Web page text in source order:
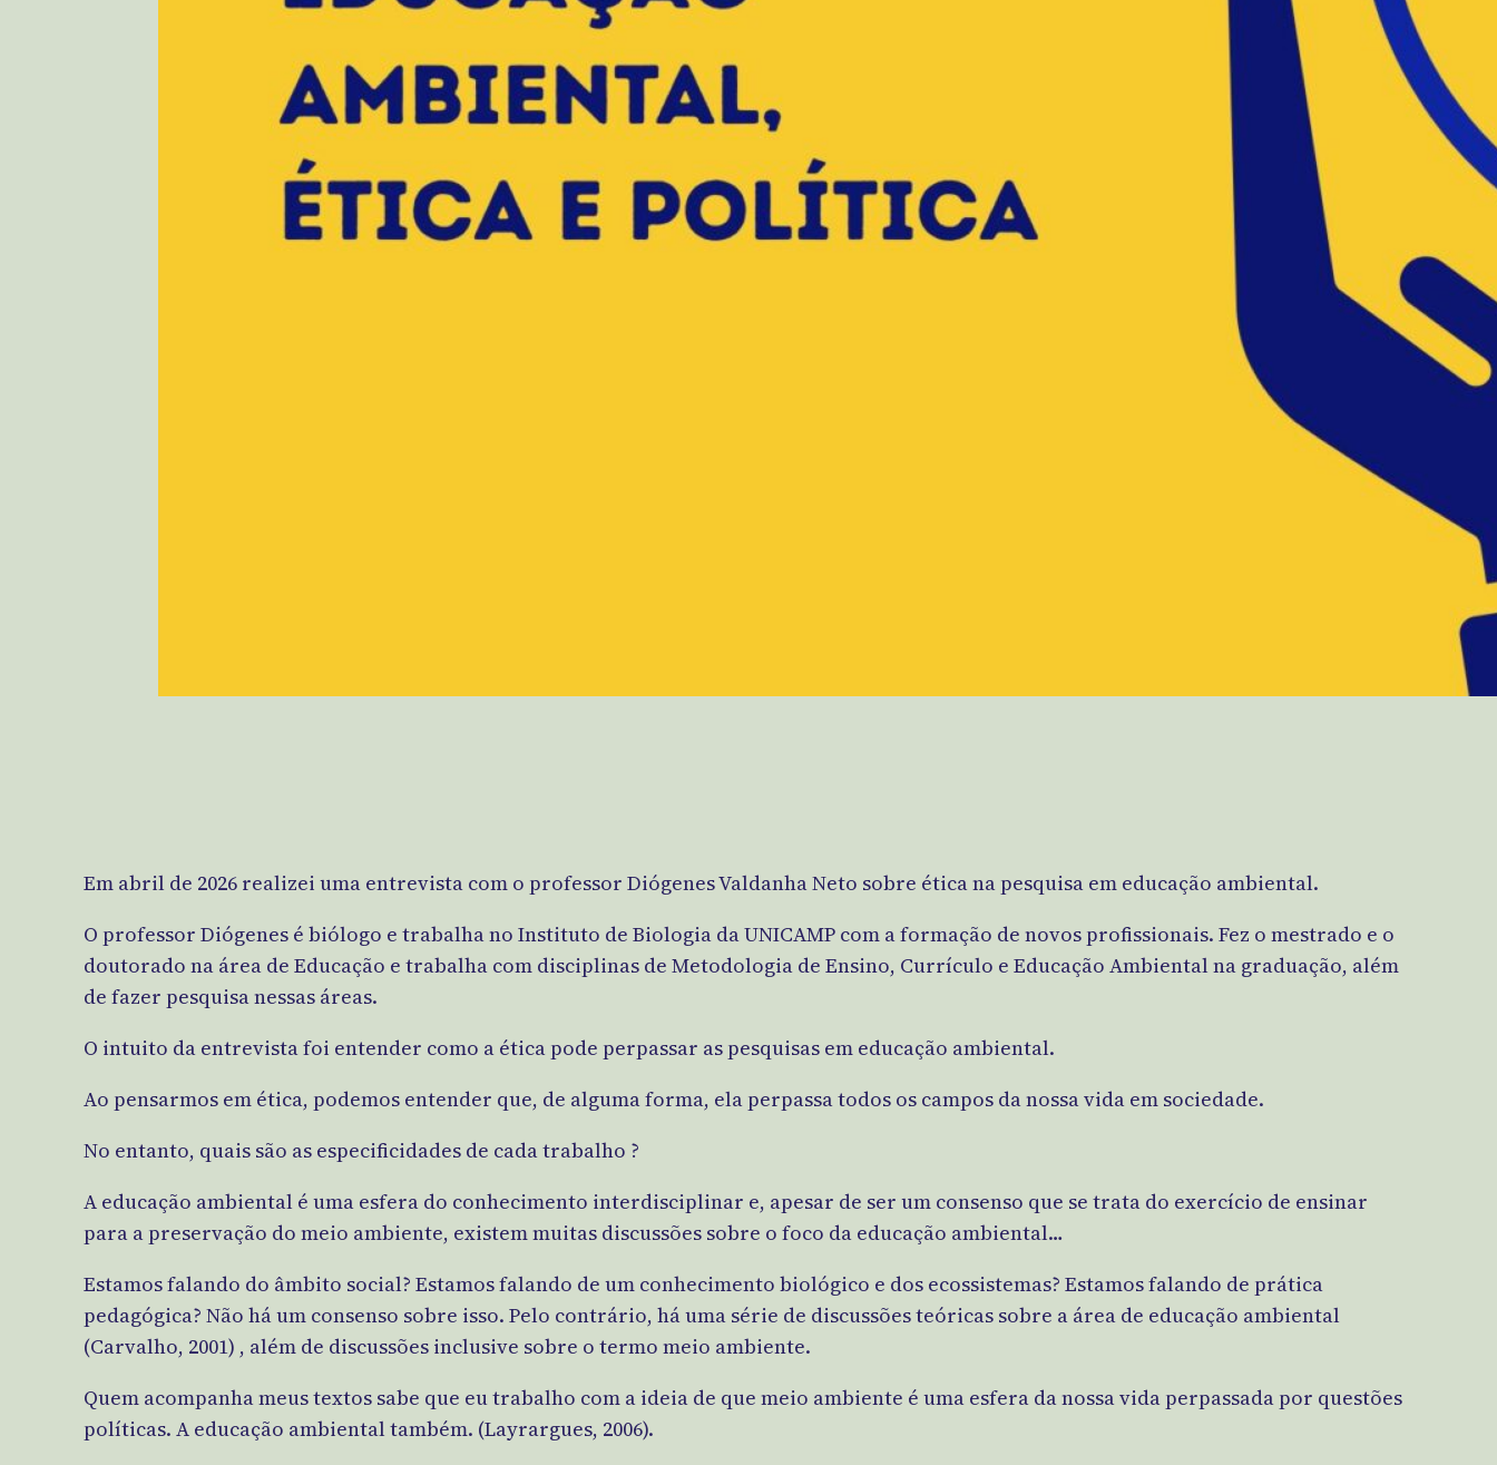
Em abril de 2026 realizei uma entrevista com o professor Diógenes Valdanha Neto sobre ética na pesquisa em educação ambiental.
O professor Diógenes é biólogo e trabalha no Instituto de Biologia da UNICAMP com a formação de novos profissionais. Fez o mestrado e o
doutorado na área de Educação e trabalha com disciplinas de Metodologia de Ensino, Currículo e Educação Ambiental na graduação, além
de fazer pesquisa nessas áreas.
O intuito da entrevista foi entender como a ética pode perpassar as pesquisas em educação ambiental.
Ao pensarmos em ética, podemos entender que, de alguma forma, ela perpassa todos os campos da nossa vida em sociedade.
No entanto, quais são as especificidades de cada trabalho ?
A educação ambiental é uma esfera do conhecimento interdisciplinar e, apesar de ser um consenso que se trata do exercício de ensinar
para a preservação do meio ambiente, existem muitas discussões sobre o foco da educação ambiental…
Estamos falando do âmbito social? Estamos falando de um conhecimento biológico e dos ecossistemas? Estamos falando de prática
pedagógica? Não há um consenso sobre isso. Pelo contrário, há uma série de discussões teóricas sobre a área de educação ambiental
(Carvalho, 2001) , além de discussões inclusive sobre o termo meio ambiente.
Quem acompanha meus textos sabe que eu trabalho com a ideia de que meio ambiente é uma esfera da nossa vida perpassada por questões
políticas. A educação ambiental também. (Layrargues, 2006).